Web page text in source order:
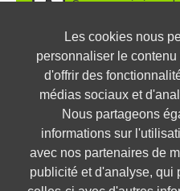
Les cookies nous
personnaliser le
d'offrir des
médias sociaux et
Nous partageons
informations sur
avec nos partenaires de
publicité et d'analyse, qui
Soyez repéré par
DEPOSEZ
Préparez vos
TESTEZ-VOUS
OFFRES